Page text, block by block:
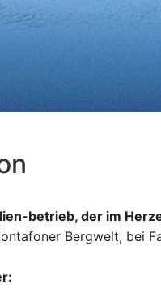
betrieb, der im
Bergwelt, bei